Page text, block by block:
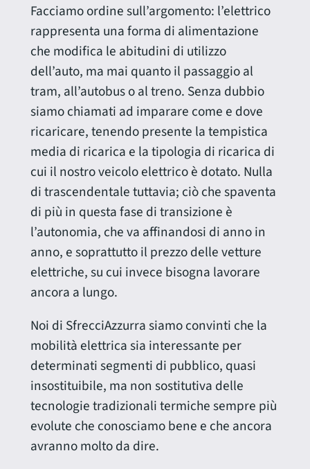
Facciamo ordine sull’argomento: l’elettrico
rappresenta una forma di alimentazione
che modifica le abitudini di utilizzo
dell’auto, ma mai quanto il passaggio al
tram, all’autobus o al treno. Senza dubbio
siamo chiamati ad imparare come e dove
ricaricare, tenendo presente la tempistica
media di ricarica e la tipologia di ricarica di
cui il nostro veicolo elettrico è dotato. Nulla
di trascendentale tuttavia; ciò che spaventa
di più in questa fase di transizione è
l’autonomia, che va affinandosi di anno in
anno, e soprattutto il prezzo delle vetture
elettriche, su cui invece bisogna lavorare
ancora a lungo.
Noi di SfrecciAzzurra siamo convinti che la
mobilità elettrica sia interessante per
determinati segmenti di pubblico, quasi
insostituibile, ma non sostitutiva delle
tecnologie tradizionali termiche sempre più
evolute che conosciamo bene e che ancora
avranno molto da dire.